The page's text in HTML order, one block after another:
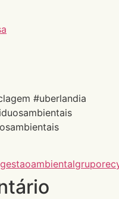
#uberlandia
gestaoambiental